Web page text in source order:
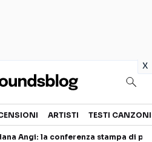
x
ARTISTI TESTI CANZONI
Angi: la conferenza stampa di